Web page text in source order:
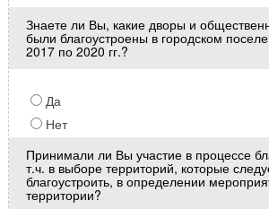
Знаете ли Вы, какие дворы и
были благоустроены в городском
2017 по 2020 гг.?
Да
Нет
Принимали ли Вы участие в процессе
т.ч. в выборе территорий, которые
благоустроить, в определении
территории?